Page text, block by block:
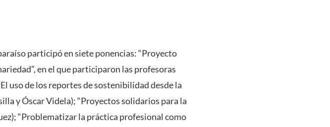
participó en siete ponencias: “Proyecto
en el que participaron las profesoras
uso de los reportes de sostenibilidad desde la
y Óscar Videla); “Proyectos solidarios para la
“Problematizar la práctica profesional como